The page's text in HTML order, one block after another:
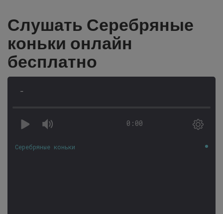
Слушать Серебряные
коньки онлайн
бесплатно
-
0:00
Серебряные коньки